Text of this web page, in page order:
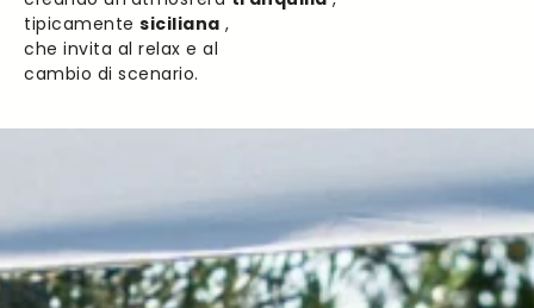
tipicamente siciliana ,
che invita al relax e al
cambio di scenario.